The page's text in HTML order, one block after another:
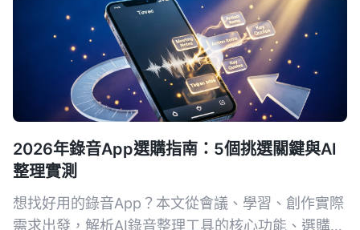
2026年錄音App選購指南：5個挑選關鍵與AI
整理實測
想找好用的錄音App？本文從會議、學習、創作實際
需求出發，解析AI錄音整理工具的核心功能、選購要